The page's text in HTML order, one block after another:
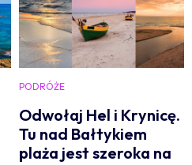
PODRÓŻE
Odwołaj Hel i Krynicę.
Tu nad Bałtykiem
plaża jest szeroka na